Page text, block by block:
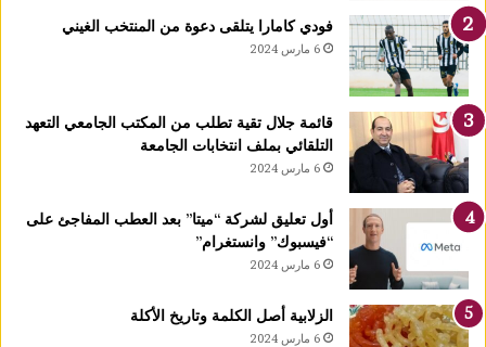
ث
ا
إ
ق
ي
ع
فودي كامارا يتلقى دعوة من المنتخب الغيني
6 مارس 2024
قائمة جلال تقية تطلب من المكتب الجامعي التعهد
التلقائي بملف انتخابات الجامعة
6 مارس 2024
أول تعليق لشركة “ميتا” بعد العطب المفاجئ على
“فيسبوك” وانستغرام”
6 مارس 2024
الزلابية أصل الكلمة وتاريخ الأكلة
6 مارس 2024